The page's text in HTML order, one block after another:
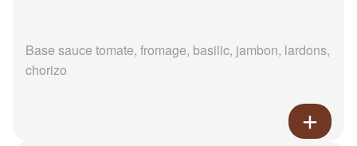
Base sauce tomate, fromage, basilic, jambon, lardons,
chorizo